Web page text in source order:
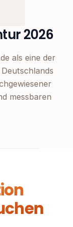
2026
als eine der
messbaren